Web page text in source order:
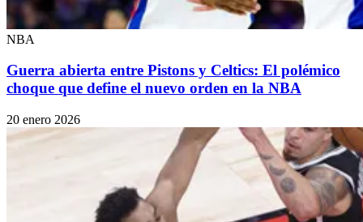
NBA
Guerra abierta entre Pistons y Celtics: El polémico
choque que define el nuevo orden en la NBA
20 enero 2026